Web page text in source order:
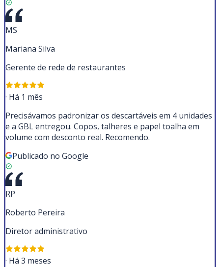
MS
Mariana Silva
Gerente de rede de restaurantes
· Há 1 mês
Precisávamos padronizar os descartáveis em 4 unidades
e a GBL entregou. Copos, talheres e papel toalha em
volume com desconto real. Recomendo.
Publicado no Google
RP
Roberto Pereira
Diretor administrativo
· Há 3 meses